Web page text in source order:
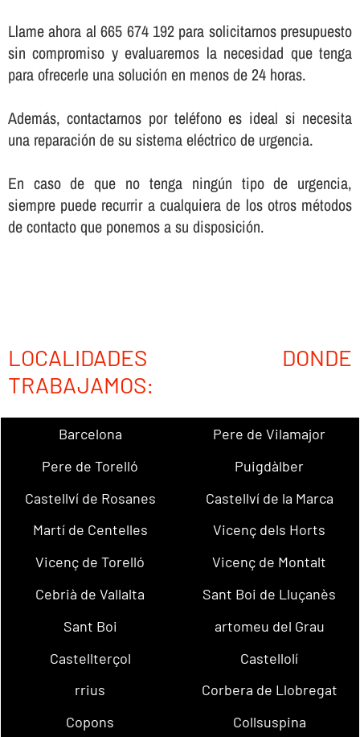
Llame ahora al 665 674 192 para solicitarnos presupuesto
sin compromiso y evaluaremos la necesidad que tenga
para ofrecerle una solución en menos de 24 horas.
Además, contactarnos por teléfono es ideal si necesita
una reparación de su sistema eléctrico de urgencia.
En caso de que no tenga ningún tipo de urgencia,
siempre puede recurrir a cualquiera de los otros métodos
de contacto que ponemos a su disposición.
LOCALIDADES DONDE
TRABAJAMOS:
Barcelona
Pere de Vilamajor
Pere de Torelló
Puigdàlber
Castellví de Rosanes
Castellví de la Marca
Martí de Centelles
Vicenç dels Horts
Vicenç de Torelló
Vicenç de Montalt
Cebrià de Vallalta
Sant Boi de Lluçanès
Sant Boi
artomeu del Grau
Castellterçol
Castellolí
rrius
Corbera de Llobregat
Copons
Collsuspina